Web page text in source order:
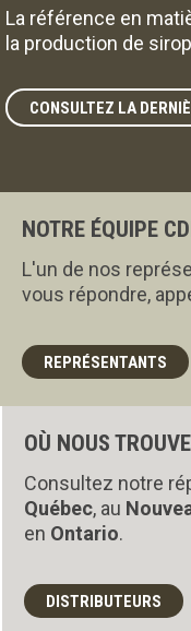
La référence en
la production de
CONSULTEZ LA
NOTRE ÉQUIPE
L'un de nos
vous répondre,
REPRÉSENTANTS
OÙ NOUS
Consultez notre
Québec, au
en Ontario.
DISTRIBUTEURS